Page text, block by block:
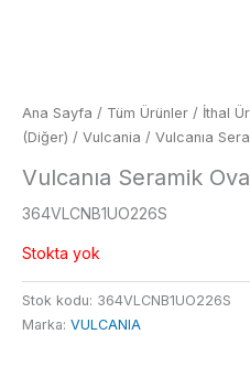
Ana Sayfa / Tüm Ürünler / İthal
(Diğer) / Vulcania / Vulcanıa
Vulcanıa Seramik
364VLCNB1UO226S
Stokta yok
Stok kodu: 364VLCNB1UO226S
Marka: VULCANIA